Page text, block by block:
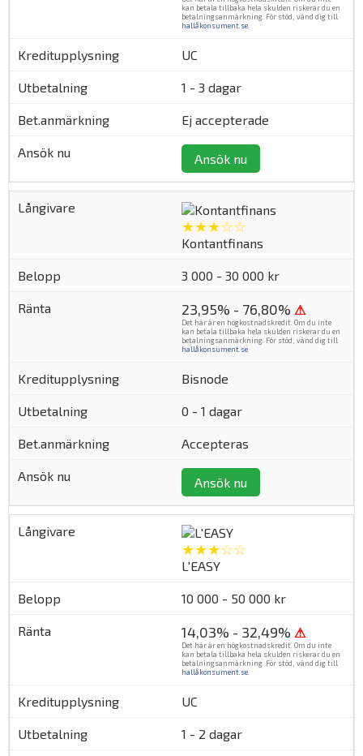
kan betala tillbaka hela skulden riskerar du en
betalningsanmärkning. För stöd, vänd dig till
hallåkonsument.se
UC
1 - 3 dagar
Ej accepterade
Ansök nu
★★★☆☆
Kontantfinans
3 000 - 30 000 kr
23,95% - 76,80% ⚠
Det här är en högkostnadskredit. Om du inte
kan betala tillbaka hela skulden riskerar du en
betalningsanmärkning. För stöd, vänd dig till
hallåkonsument.se
Bisnode
0 - 1 dagar
Accepteras
Ansök nu
★★★☆☆
L'EASY
10 000 - 50 000 kr
14,03% - 32,49% ⚠
Det här är en högkostnadskredit. Om du inte
kan betala tillbaka hela skulden riskerar du en
betalningsanmärkning. För stöd, vänd dig till
hallåkonsument.se.
UC
1 - 2 dagar